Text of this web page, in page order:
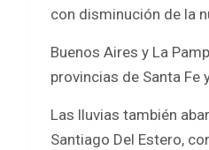
con disminución de la
Buenos Aires y La
provincias de Santa Fe
Las lluvias también
Santiago Del Estero,